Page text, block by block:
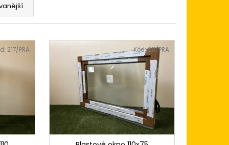
217/PRA Kód:211/PRA